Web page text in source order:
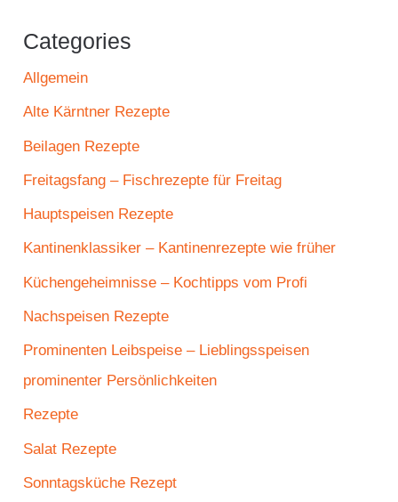
Categories
Allgemein
Alte Kärntner Rezepte
Beilagen Rezepte
Freitagsfang – Fischrezepte für Freitag
Hauptspeisen Rezepte
Kantinenklassiker – Kantinenrezepte wie früher
Küchengeheimnisse – Kochtipps vom Profi
Nachspeisen Rezepte
Prominenten Leibspeise – Lieblingsspeisen
prominenter Persönlichkeiten
Rezepte
Salat Rezepte
Sonntagsküche Rezept